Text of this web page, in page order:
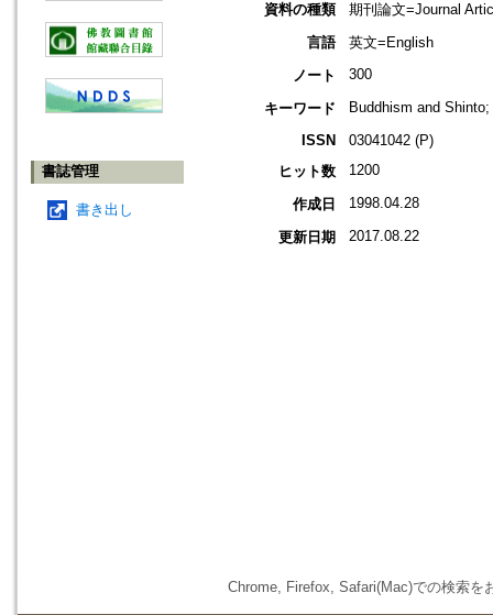
書誌管理
書き出し
資料の種類
期刊論文=Journal
言語
英文=English
ノート
300
キーワード
Buddhism and
ISSN
03041042 (P)
ヒット数
1200
作成日 1998.04.28
更新日期 2017.08.22
Chrome, Firefox, Safari(Mac)での検索を